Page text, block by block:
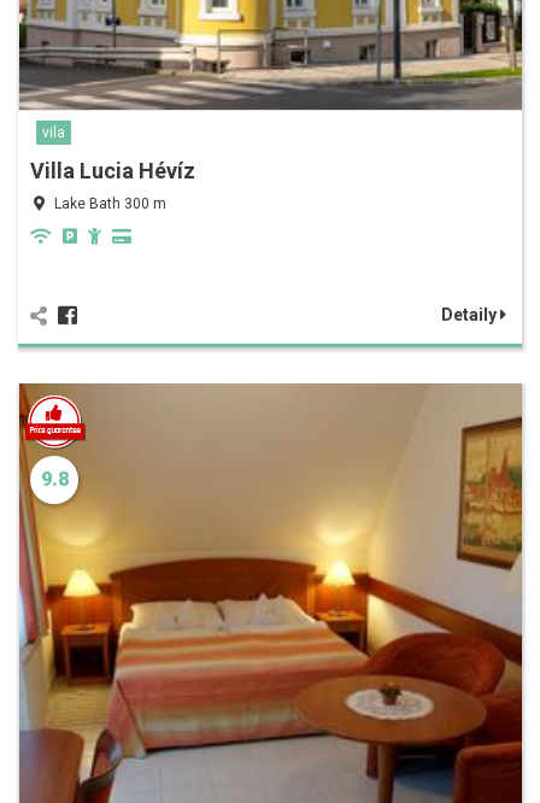
vila
Villa Lucia Hévíz
Lake Bath 300 m
Detaily
9.8